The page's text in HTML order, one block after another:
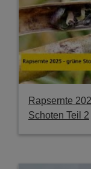
Rapsernte
Schoten Teil 2